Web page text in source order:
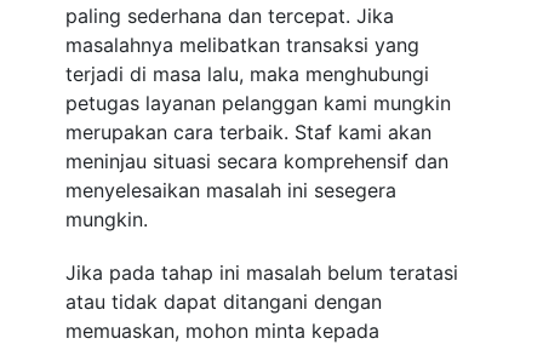
paling sederhana dan tercepat. Jika
masalahnya melibatkan transaksi yang
terjadi di masa lalu, maka menghubungi
petugas layanan pelanggan kami mungkin
merupakan cara terbaik. Staf kami akan
meninjau situasi secara komprehensif dan
menyelesaikan masalah ini sesegera
mungkin.
Jika pada tahap ini masalah belum teratasi
atau tidak dapat ditangani dengan
memuaskan, mohon minta kepada